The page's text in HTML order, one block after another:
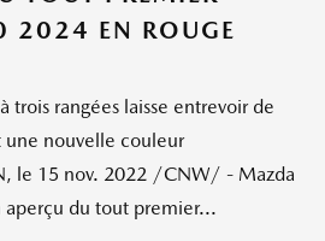
2024 EN ROUGE
trois rangées laisse entrevoir de
une nouvelle couleur
le 15 nov. 2022 /CNW/ - Mazda
du tout premier...